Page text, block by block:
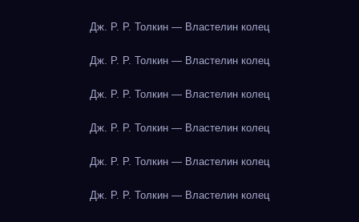
Дж. Р. Р. Толкин — Властелин колец
Дж. Р. Р. Толкин — Властелин колец
Дж. Р. Р. Толкин — Властелин колец
Дж. Р. Р. Толкин — Властелин колец
Дж. Р. Р. Толкин — Властелин колец
Дж. Р. Р. Толкин — Властелин колец